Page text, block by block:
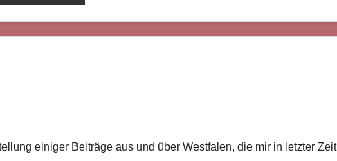
einiger Beiträge aus und über Westfalen, die mir in letzter Zeit